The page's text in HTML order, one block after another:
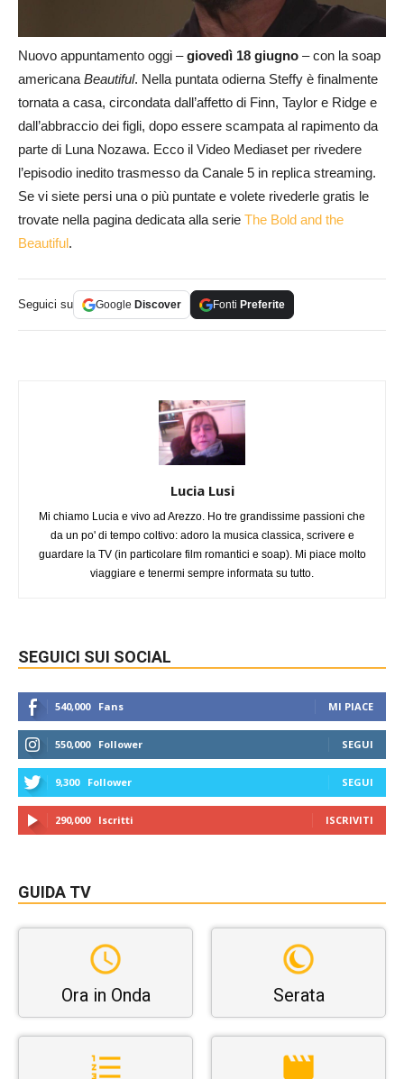
Nuovo appuntamento oggi –giovedì 18 giugno – con la soap
americanaBeautiful. Nella puntata odierna Steffy è finalmente
tornata a casa, circondata dall’affetto di Finn, Taylor e Ridge e
dall’abbraccio dei figli, dopo essere scampata al rapimento da
parte di Luna Nozawa. Ecco il Video Mediaset per rivedere
l’episodio inedito trasmesso da Canale 5 in replica streaming.
Se vi siete persi una o più puntate e volete rivederle gratis le
trovate nella pagina dedicata alla serie The Bold and the
Beautiful .
Seguici su Google Discover Fonti Preferite
Lucia Lusi
Mi chiamo Lucia e vivo ad Arezzo. Ho tre grandissime passioni che
da un po' di tempo coltivo: adoro la musica classica, scrivere e
guardare la TV (in particolare film romantici e soap). Mi piace molto
viaggiare e tenermi sempre informata su tutto.
SEGUICI SUI SOCIAL
540,000 Fans MI PIACE
550,000 Follower SEGUI
9,300 Follower SEGUI
290,000 Iscritti ISCRIVITI
GUIDA TV
Ora in Onda Serata